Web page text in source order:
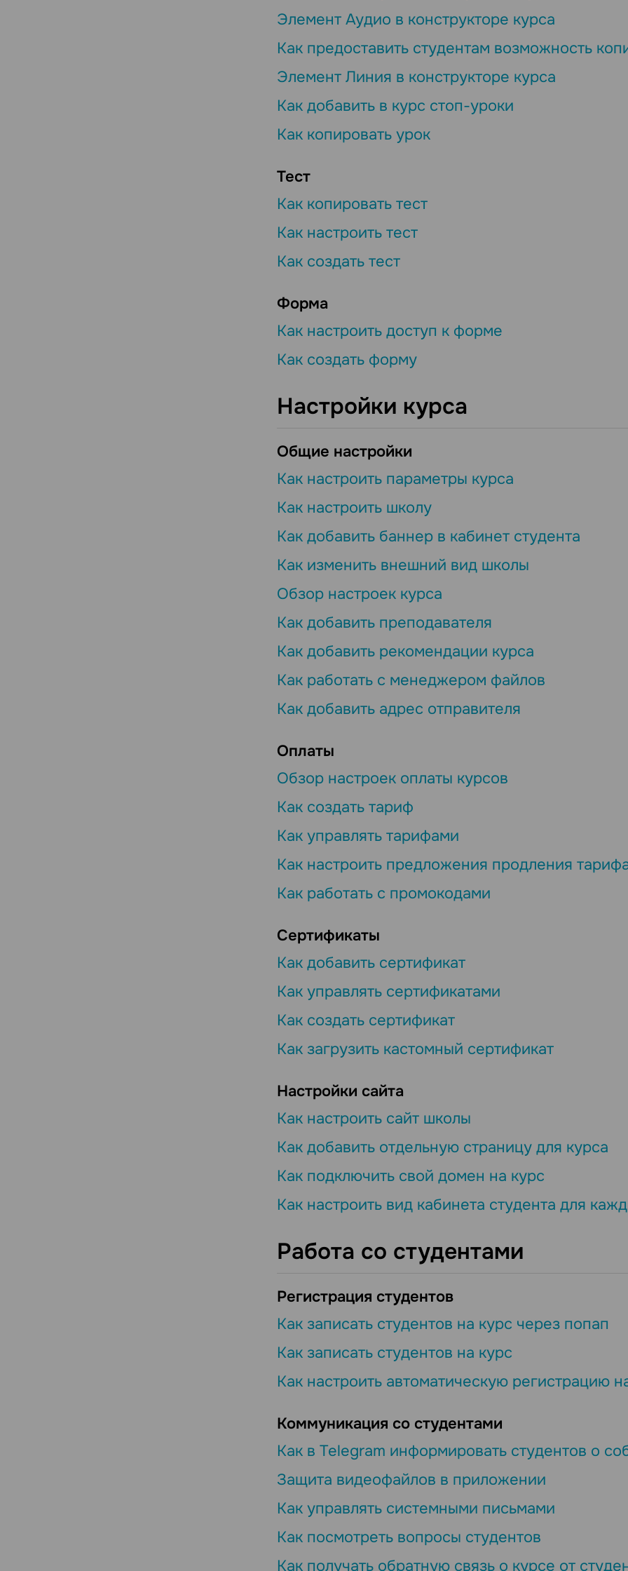
Элемент Аудио в конструкторе курса
Как предоставить студентам возможность
Элемент Линия в конструкторе курса
Как добавить в курс стоп-уроки
Как копировать урок
Тест
Как копировать тест
Как настроить тест
Как создать тест
Форма
Как настроить доступ к форме
Как создать форму
Настройки курса
Общие настройки
Как настроить параметры курса
Как настроить школу
Как добавить баннер в кабинет студента
Как изменить внешний вид школы
Обзор настроек курса
Как добавить преподавателя
Как добавить рекомендации курса
Как работать с менеджером файлов
Как добавить адрес отправителя
Оплаты
Обзор настроек оплаты курсов
Как создать тариф
Как управлять тарифами
Как настроить предложения продления
Как работать с промокодами
Сертификаты
Как добавить сертификат
Как управлять сертификатами
Как создать сертификат
Как загрузить кастомный сертификат
Настройки сайта
Как настроить сайт школы
Как добавить отдельную страницу для курса
Как подключить свой домен на курс
Как настроить вид кабинета студента для
Работа со студентами
Регистрация студентов
Как записать студентов на курс через попап
Как записать студентов на курс
Как настроить автоматическую регистрацию
Коммуникация со студентами
Как в Telegram информировать студентов о
Защита видеофайлов в приложении
Как управлять системными письмами
Как посмотреть вопросы студентов
Как получать обратную связь о курсе от